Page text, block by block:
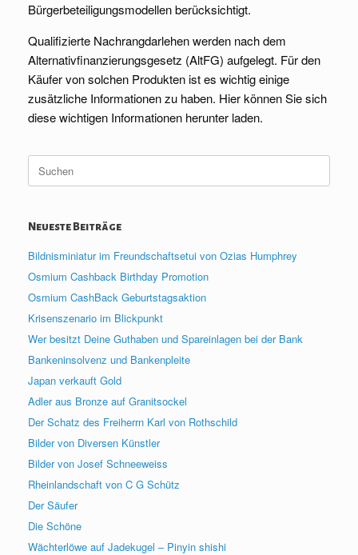
Bürgerbeteiligungsmodellen berücksichtigt.
Qualifizierte Nachrangdarlehen werden nach dem
Alternativfinanzierungsgesetz (AltFG) aufgelegt. Für den
Käufer von solchen Produkten ist es wichtig einige
zusätzliche Informationen zu haben. Hier können Sie sich
diese wichtigen Informationen herunter laden.
Suche
nach:
Neueste Beiträge
Bildnisminiatur im Freundschaftsetui von Ozias Humphrey
Osmium Cashback Birthday Promotion
Osmium CashBack Geburtstagsaktion
Krisenszenario im Blickpunkt
Wer besitzt Deine Guthaben und Spareinlagen bei der Bank
Bankeninsolvenz und Bankenpleite
Japan verkauft Gold
Adler aus Bronze auf Granitsockel
Der Schatz des Freiherrn Karl von Rothschild
Bilder von Diversen Künstler
Bilder von Josef Schneeweiss
Rheinlandschaft von C G Schütz
Der Säufer
Die Schöne
Wächterlöwe auf Jadekugel – Pinyin shishi